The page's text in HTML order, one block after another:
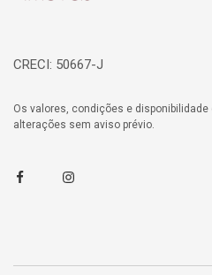
CRECI: 50667-J
Os valores, condições e
alterações sem aviso prévio.
FacebookInstagram